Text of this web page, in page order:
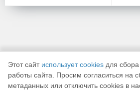
К началу
Этот сайт использует cookies для сбора
работы сайта. Просим согласиться на
метаданных или отключить cookies в